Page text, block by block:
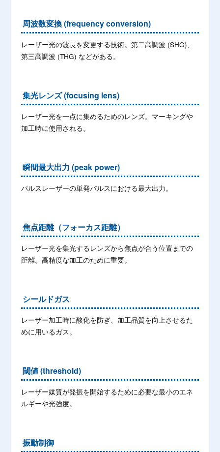
周波数変換 (frequency conversion)
レーザー光の波長を変更する技術。第二高調波 (SHG)、
第三高調波 (THG) などがある。
集光レンズ (focusing lens)
レーザー光を一点に集めるためのレンズ。マーキングや
加工時に使用される。
瞬間最大出力 (peak power)
パルスレーザーの単発パルスにおける最大出力。
焦点距離（フォーカス距離）
レーザー光を集光するレンズから焦点が合う位置までの
距離。高精度な加工のために重要。
シールドガス
レーザー加工時に酸化を防ぎ、加工品質を向上させるた
めに用いるガス。
閾値 (threshold)
レーザー媒質が発振を開始するために必要な最小のエネ
ルギーや光強度。
振動制御